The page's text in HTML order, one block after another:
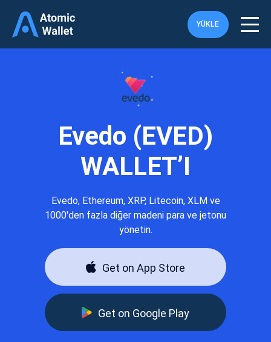
YÜKLE
Evedo (EVED)
WALLET’I
Evedo, Ethereum, XRP, Litecoin, XLM ve
1000'den fazla diğer madeni para ve jetonu
yönetin.
Get on App Store
Get on Google Play